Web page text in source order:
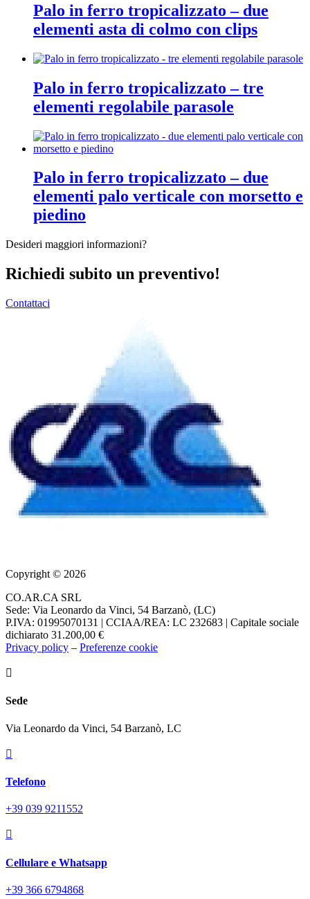
Palo in ferro tropicalizzato – due
elementi asta di colmo con clips
Palo in ferro tropicalizzato – tre
elementi regolabile parasole
Palo in ferro tropicalizzato – due
elementi palo verticale con morsetto e
piedino
Desideri maggiori informazioni?
Richiedi subito un preventivo!
Contattaci
Copyright © 2026
CO.AR.CA SRL
Sede: Via Leonardo da Vinci, 54 Barzanò, (LC)
P.IVA: 01995070131 | CCIAA/REA: LC 232683 | Capitale sociale
dichiarato 31.200,00 €
Privacy policy – Preferenze cookie

Sede
Via Leonardo da Vinci, 54 Barzanò, LC

Telefono
+39 039 9211552

Cellulare e Whatsapp
+39 366 6794868